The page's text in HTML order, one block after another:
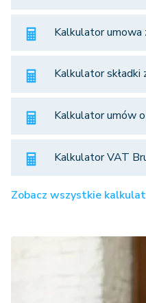
Kalkulator
Kalkulator
Kalkulator umów
Kalkulator VAT
Zobacz wszystkie